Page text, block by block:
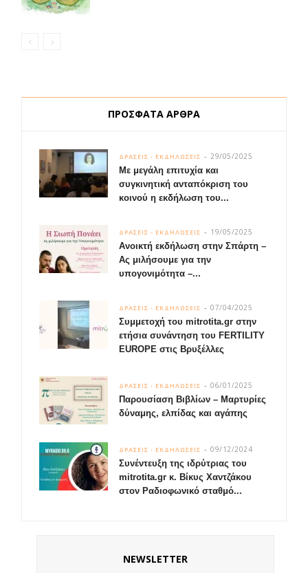
ΠΡΟΣΦΑΤΑ ΑΡΘΡΑ
Με μεγάλη επιτυχία και
συγκινητική ανταπόκριση του
κοινού η εκδήλωση του...
ΔΡΑΣΕΙΣ - ΕΚΔΗΛΩΣΕΙΣ 29/05/2025
Ανοικτή εκδήλωση στην Σπάρτη –
Ας μιλήσουμε για την
υπογονιμότητα –...
ΔΡΑΣΕΙΣ - ΕΚΔΗΛΩΣΕΙΣ 19/05/2025
Συμμετοχή του mitrotita.gr στην
ετήσια συνάντηση του FERTILITY
EUROPE στις Βρυξέλλες
ΔΡΑΣΕΙΣ - ΕΚΔΗΛΩΣΕΙΣ 07/04/2025
Παρουσίαση Βιβλίων – Μαρτυρίες
δύναμης, ελπίδας και αγάπης
ΔΡΑΣΕΙΣ - ΕΚΔΗΛΩΣΕΙΣ 06/01/2025
Συνέντευξη της ιδρύτριας του
mitrotita.gr κ. Βίκυς Χαντζάκου
στον Ραδιοφωνικό σταθμό...
ΔΡΑΣΕΙΣ - ΕΚΔΗΛΩΣΕΙΣ 09/12/2024
NEWSLETTER